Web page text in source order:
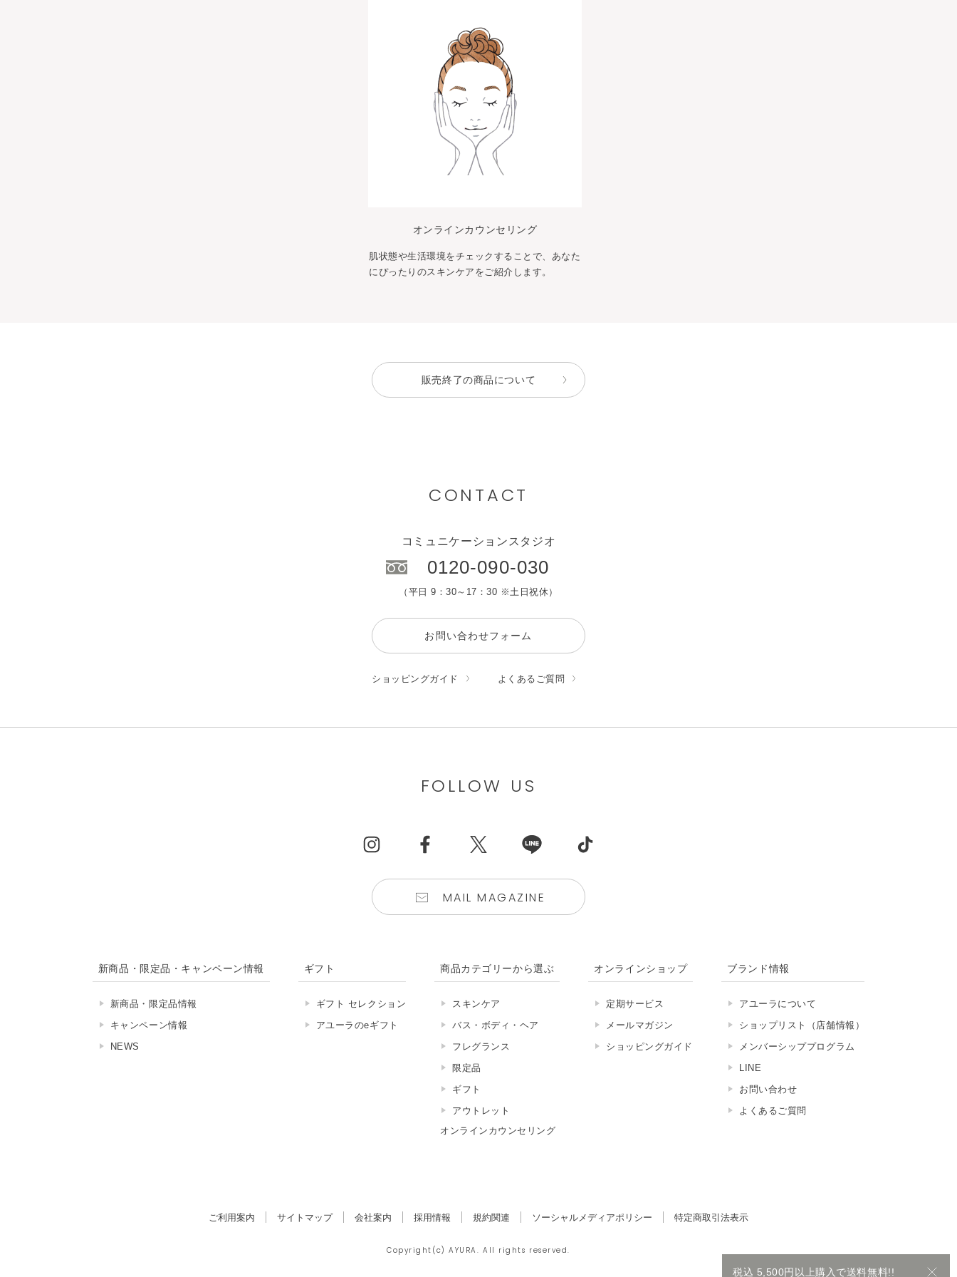
オンラインカウンセリング
肌状態や生活環境をチェックすることで、あなた
にぴったりのスキンケアをご紹介します。
販売終了の商品について
CONTACT
コミュニケーションスタジオ
0120-090-030
（平日 9：30～17：30 ※土日祝休）
お問い合わせフォーム
ショッピングガイド よくあるご質問
FOLLOW US
MAIL MAGAZINE
新商品・限定品・キャンペーン情報
新商品・限定品情報
キャンペーン情報
NEWS
ギフト
ギフト セレクション
アユーラのeギフト
商品カテゴリーから選ぶ
スキンケア
バス・ボディ・ヘア
フレグランス
限定品
ギフト
アウトレット
オンラインカウンセリング
オンラインショップ
定期サービス
メールマガジン
ショッピングガイド
ブランド情報
アユーラについて
ショップリスト（店舗情報）
メンバーシッププログラム
LINE
お問い合わせ
よくあるご質問
ご利用案内 サイトマップ 会社案内 採用情報 規約関連 ソーシャルメディアポリシー 特定商取引法表示
Copyright(c) AYURA. All rights reserved.
税込 5,500円以上購入で送料無料!!